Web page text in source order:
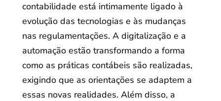
contabilidade está intimamente ligado à
evolução das tecnologias e às mudanças
nas regulamentações. A digitalização e a
automação estão transformando a forma
como as práticas contábeis são realizadas,
exigindo que as orientações se adaptem a
essas novas realidades. Além disso, a